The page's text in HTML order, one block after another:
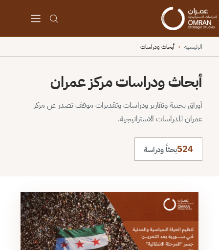
الرئيسية › أبحاث ودراسات
أبحاث ودراسات مركز عمران
أوراق بحثية وتقارير ودراسات وتقديرات موقف تصدر عن مركز
عمران للدراسات الاستراتيجية.
524بحثاً ودراسة